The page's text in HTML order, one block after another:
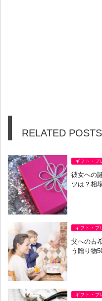
RELATED POSTS
ギフト・プ
彼女への
ツは？相
ギフト・プ
父への古
う贈り物
ギフト・プ